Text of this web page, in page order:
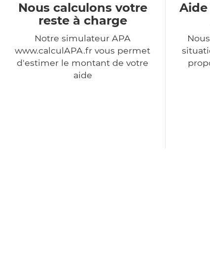
Nous calculons votre
reste à charge
Notre simulateur APA
www.calculAPA.fr vous permet
d'estimer le montant de votre
aide